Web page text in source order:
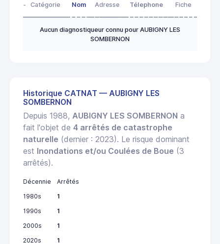
- Catégorie Nom Adresse Télephone Fiche
Aucun diagnostiqueur connu pour AUBIGNY LES
SOMBERNON
Historique CATNAT — AUBIGNY LES
SOMBERNON
Depuis 1988, AUBIGNY LES SOMBERNON a
fait l'objet de 4 arrêtés de catastrophe
naturelle (dernier : 2023). Le risque dominant
est Inondations et/ou Coulées de Boue (3
arrêtés).
Décennie
Arrêtés
1980s
1
1990s
1
2000s
1
2020s
1